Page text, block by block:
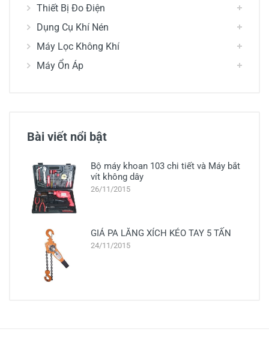
Thiết Bị Đo Điện
Dụng Cụ Khí Nén
Máy Lọc Không Khí
Máy Ổn Áp
Bài viết nổi bật
Bộ máy khoan 103 chi tiết và Máy bắt
vít không dây
26/11/2015
GIÁ PA LĂNG XÍCH KÉO TAY 5 TẤN
24/11/2015